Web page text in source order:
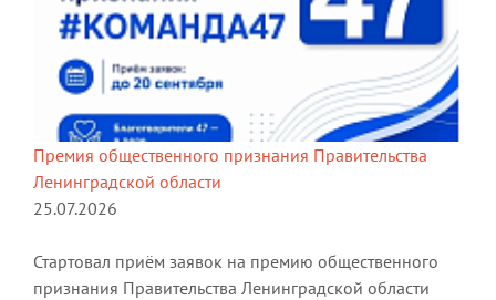
Премия общественного признания Правительства
Ленинградской области
25.07.2026
Стартовал приём заявок на премию общественного
признания Правительства Ленинградской области